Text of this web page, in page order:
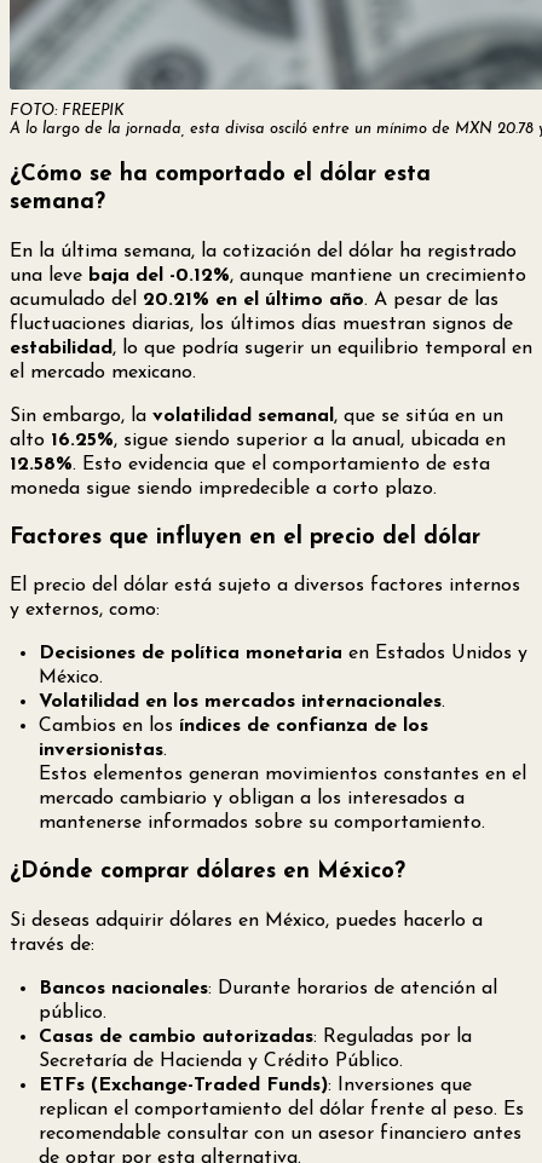
FOTO: FREEPIK
A lo largo de la jornada, esta divisa osciló entre un mínimo de MXN
¿Cómo se ha comportado el dólar esta
semana?
En la última semana, la cotización del dólar ha registrado
una leve baja del -0.12%, aunque mantiene un crecimiento
acumulado del 20.21% en el último año. A pesar de las
fluctuaciones diarias, los últimos días muestran signos de
estabilidad , lo que podría sugerir un equilibrio temporal en
el mercado mexicano.
Sin embargo, la volatilidad semanal , que se sitúa en un
alto 16.25%, sigue siendo superior a la anual, ubicada en
12.58%. Esto evidencia que el comportamiento de esta
moneda sigue siendo impredecible a corto plazo.
Factores que influyen en el precio del dólar
El precio del dólar está sujeto a diversos factores internos
y externos, como:
Decisiones de política monetaria en Estados Unidos y
México.
Volatilidad en los mercados internacionales.
Cambios en los índices de confianza de los
inversionistas.
Estos elementos generan movimientos constantes en el
mercado cambiario y obligan a los interesados a
mantenerse informados sobre su comportamiento.
¿Dónde comprar dólares en México?
Si deseas adquirir dólares en México, puedes hacerlo a
través de:
Bancos nacionales: Durante horarios de atención al
público.
Casas de cambio autorizadas: Reguladas por la
Secretaría de Hacienda y Crédito Público.
ETFs (Exchange-Traded Funds): Inversiones que
replican el comportamiento del dólar frente al peso. Es
recomendable consultar con un asesor financiero antes
de optar por esta alternativa.